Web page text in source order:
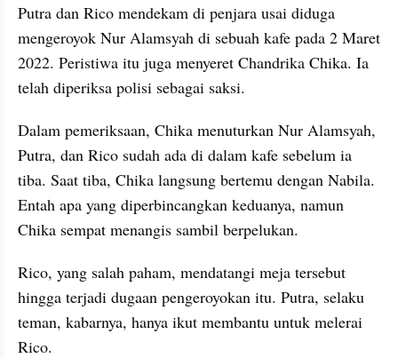
Putra dan Rico mendekam di penjara usai diduga
mengeroyok Nur Alamsyah di sebuah kafe pada 2 Maret
2022. Peristiwa itu juga menyeret Chandrika Chika. Ia
telah diperiksa polisi sebagai saksi.
Dalam pemeriksaan, Chika menuturkan Nur Alamsyah,
Putra, dan Rico sudah ada di dalam kafe sebelum ia
tiba. Saat tiba, Chika langsung bertemu dengan Nabila.
Entah apa yang diperbincangkan keduanya, namun
Chika sempat menangis sambil berpelukan.
Rico, yang salah paham, mendatangi meja tersebut
hingga terjadi dugaan pengeroyokan itu. Putra, selaku
teman, kabarnya, hanya ikut membantu untuk melerai
Rico.